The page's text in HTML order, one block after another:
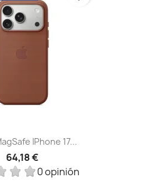
IPhone 17...
64,18 €
0 opinión